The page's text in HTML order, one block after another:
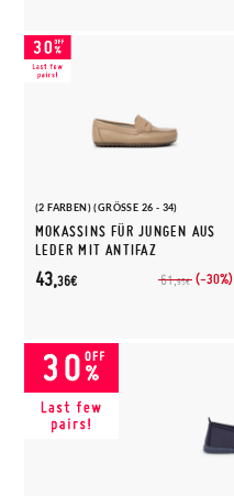
(2 FARBEN) (GRÖSSE 26 - 34)
MOKASSINS FÜR JUNGEN AUS
LEDER MIT ANTIFAZ
61,95€ (-30%)
43,36€